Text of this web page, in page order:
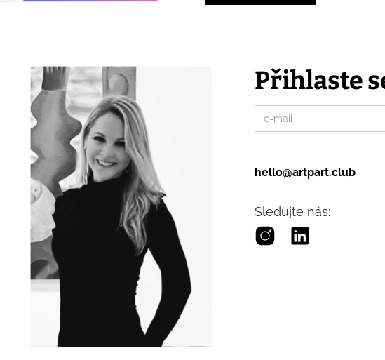
Přihlaste
hello@artpart.club
Sledujte nás: